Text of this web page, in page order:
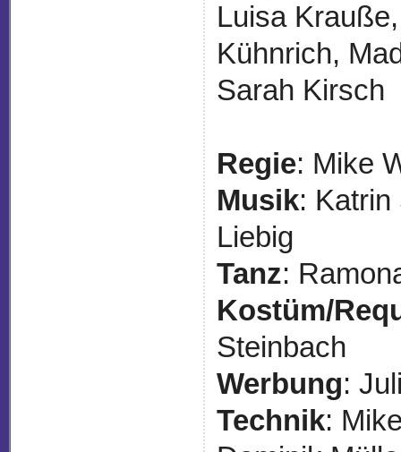
Luisa
Kühnrich,
Sarah Kirsch
Regie: Mike
Musik:
Liebig
Tanz:
Kostüm/
Steinbach
Werbung:
Technik: